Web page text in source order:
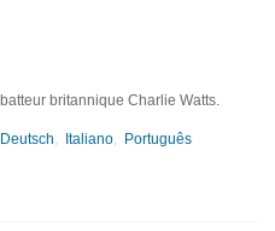
britannique Charlie Watts.
Deutsch Italiano Português